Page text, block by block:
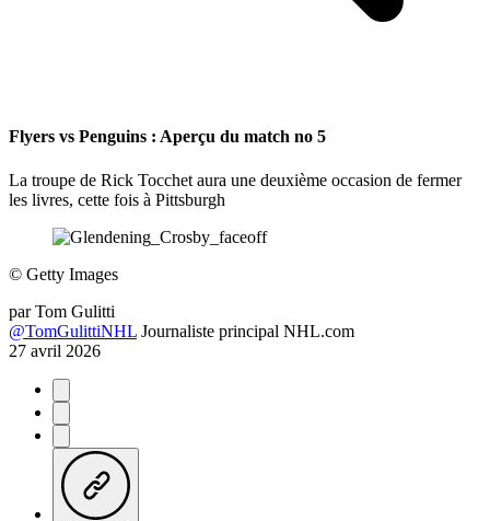
Flyers vs Penguins : Aperçu du match no 5
La troupe de Rick Tocchet aura une deuxième occasion de fermer
les livres, cette fois à Pittsburgh
© Getty Images
par Tom Gulitti
@TomGulittiNHL Journaliste principal NHL.com
27 avril 2026